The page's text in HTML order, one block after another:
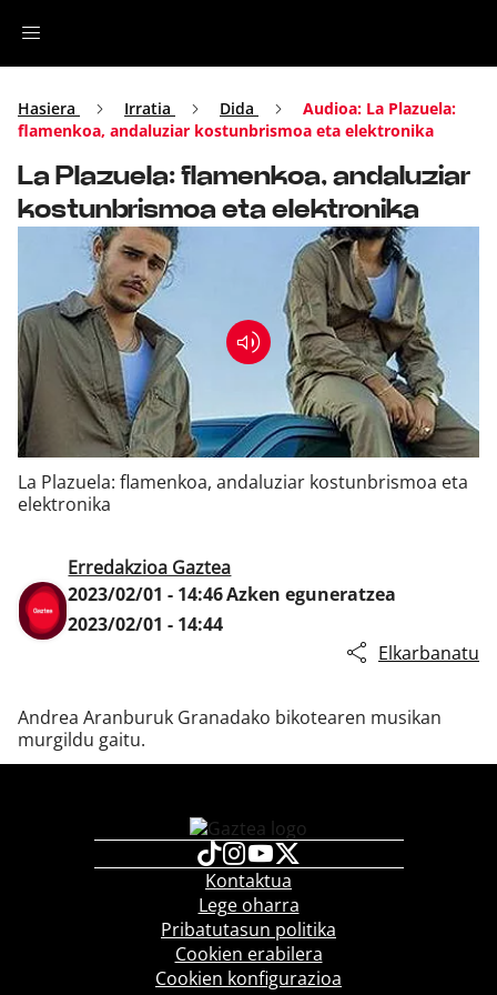
Irratia
Top Gaztea
Podcastak
Musika
Ekitaldiak
Ikus-entzunezkoak
Klisk
Hasiera Irratia Dida
Audioa: La Plazuela:
flamenkoa, andaluziar kostunbrismoa eta elektronika
La Plazuela: flamenkoa, andaluziar
kostunbrismoa eta elektronika
La Plazuela: flamenkoa, andaluziar kostunbrismoa eta
elektronika
Erredakzioa Gaztea
2023/02/01 - 14:46Azken eguneratzea
2023/02/01 - 14:44
Elkarbanatu
Andrea Aranburuk Granadako bikotearen musikan
murgildu gaitu.
Kontaktua
Lege oharra
Pribatutasun politika
Cookien erabilera
Cookien konfigurazioa